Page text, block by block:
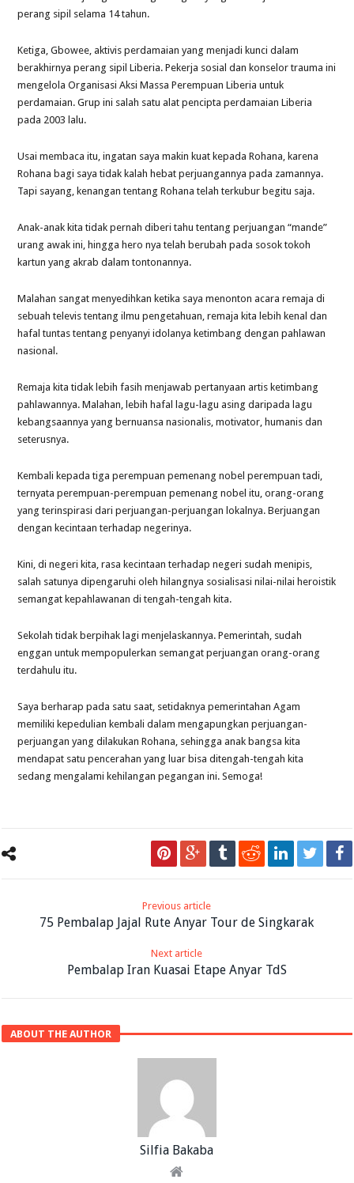
perang sipil selama 14 tahun.
Ketiga, Gbowee, aktivis perdamaian yang menjadi kunci dalam
berakhirnya perang sipil Liberia. Pekerja sosial dan konselor trauma ini
mengelola Organisasi Aksi Massa Perempuan Liberia untuk
perdamaian. Grup ini salah satu alat pencipta perdamaian Liberia
pada 2003 lalu.
Usai membaca itu, ingatan saya makin kuat kepada Rohana, karena
Rohana bagi saya tidak kalah hebat perjuangannya pada zamannya.
Tapi sayang, kenangan tentang Rohana telah terkubur begitu saja.
Anak-anak kita tidak pernah diberi tahu tentang perjuangan “mande”
urang awak ini, hingga hero nya telah berubah pada sosok tokoh
kartun yang akrab dalam tontonannya.
Malahan sangat menyedihkan ketika saya menonton acara remaja di
sebuah televis tentang ilmu pengetahuan, remaja kita lebih kenal dan
hafal tuntas tentang penyanyi idolanya ketimbang dengan pahlawan
nasional.
Remaja kita tidak lebih fasih menjawab pertanyaan artis ketimbang
pahlawannya. Malahan, lebih hafal lagu-lagu asing daripada lagu
kebangsaannya yang bernuansa nasionalis, motivator, humanis dan
seterusnya.
Kembali kepada tiga perempuan pemenang nobel perempuan tadi,
ternyata perempuan-perempuan pemenang nobel itu, orang-orang
yang terinspirasi dari perjuangan-perjuangan lokalnya. Berjuangan
dengan kecintaan terhadap negerinya.
Kini, di negeri kita, rasa kecintaan terhadap negeri sudah menipis,
salah satunya dipengaruhi oleh hilangnya sosialisasi nilai-nilai heroistik
semangat kepahlawanan di tengah-tengah kita.
Sekolah tidak berpihak lagi menjelaskannya. Pemerintah, sudah
enggan untuk mempopulerkan semangat perjuangan orang-orang
terdahulu itu.
Saya berharap pada satu saat, setidaknya pemerintahan Agam
memiliki kepedulian kembali dalam mengapungkan perjuangan-
perjuangan yang dilakukan Rohana, sehingga anak bangsa kita
mendapat satu pencerahan yang luar bisa ditengah-tengah kita
sedang mengalami kehilangan pegangan ini. Semoga!
Previous article
75 Pembalap Jajal Rute Anyar Tour de Singkarak
Next article
Pembalap Iran Kuasai Etape Anyar TdS
ABOUT THE AUTHOR
Silfia Bakaba